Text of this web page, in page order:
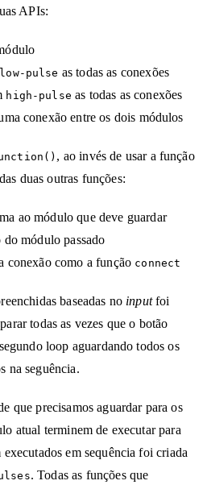
APIs:
low-pulse as todas as conexões
high-pulse as todas as conexões
conexão entre os dois módulos
, ao invés de usar a função
duas outras funções:
ao módulo que deve guardar
módulo passado
conexão como a função connect
baseadas no inputfoi
todas as vezes que o botão
loop aguardando todos os
na seguência.
que precisamos aguardar para os
atual terminem de executar para
em sequência foi criada
. Todas as funções que